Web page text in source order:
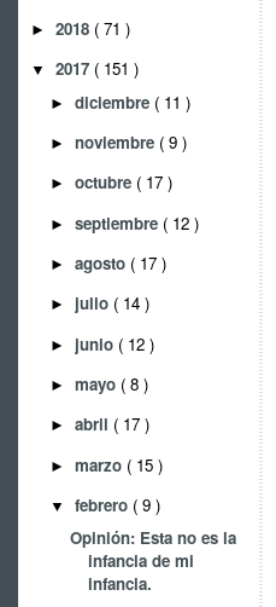
► 2018 ( 71 )
▼ 2017 ( 151 )
► diciembre ( 11 )
► noviembre ( 9 )
► octubre ( 17 )
► septiembre ( 12 )
► agosto ( 17 )
► julio ( 14 )
► junio ( 12 )
► mayo ( 8 )
► abril ( 17 )
► marzo ( 15 )
▼ febrero ( 9 )
Opinión: Esta no es la
infancia de mi
infancia.